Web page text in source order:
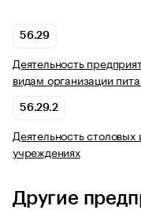
56.29
Деятельность
видам организации
56.29.2
Деятельность
учреждениях
Другие